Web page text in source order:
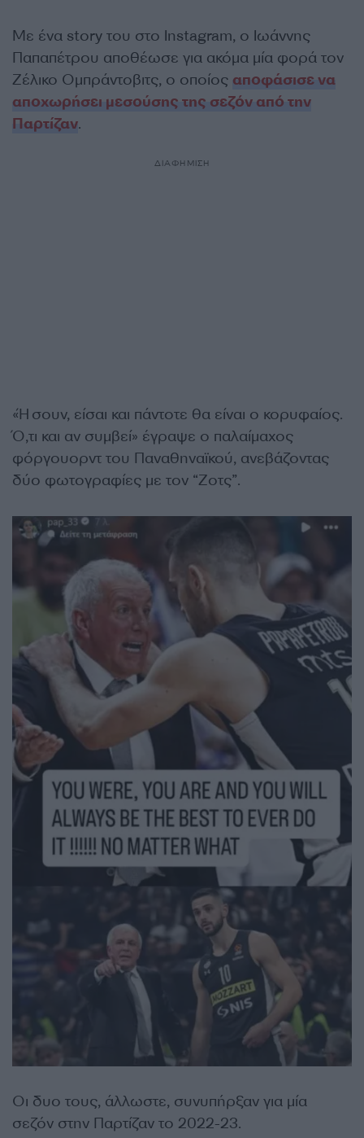
Με ένα story του στο Instagram, ο Ιωάννης
Παπαπέτρου αποθέωσε για ακόμα μία φορά τον
Ζέλικο Ομπράντοβιτς, ο οποίος αποφάσισε να
αποχωρήσει μεσούσης της σεζόν από την
Παρτίζαν.
ΔΙΑΦΗΜΙΣΗ
«Ήσουν, είσαι και πάντοτε θα είναι ο κορυφαίος.
Ό,τι και αν συμβεί» έγραψε ο παλαίμαχος
φόργουορντ του Παναθηναϊκού, ανεβάζοντας
δύο φωτογραφίες με τον “Ζοτς”.
Οι δυο τους, άλλωστε, συνυπήρξαν για μία
σεζόν στην Παρτίζαν το 2022-23.